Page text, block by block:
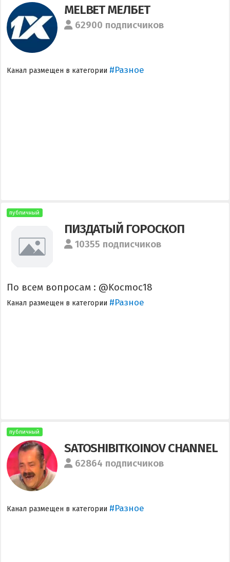
MELBET МЕЛБЕТ
62900 подписчиков
Канал размещен в категории #Разное
публичный
ПИЗДАТЫЙ ГОРОСКОП
10355 подписчиков
По всем вопросам : @Kocmoc18
Канал размещен в категории #Разное
публичный
SATOSHIBITKOINOV CHANNEL
62864 подписчиков
Канал размещен в категории #Разное